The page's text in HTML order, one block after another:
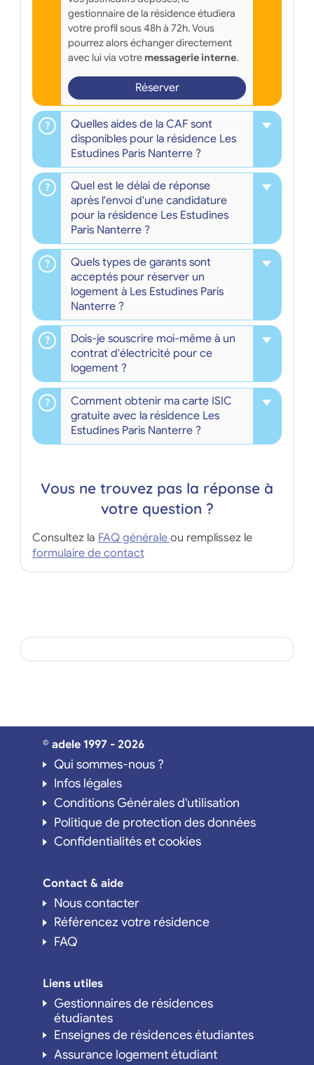
gestionnaire de la résidence étudiera
votre profil sous 48h à 72h. Vous
pourrez alors échanger directement
avec lui via votre messagerie interne.
Réserver
Quelles aides de la CAF sont
disponibles pour la résidence Les
Estudines Paris Nanterre ?
Quel est le délai de réponse
après l'envoi d'une candidature
pour la résidence Les Estudines
Paris Nanterre ?
Quels types de garants sont
acceptés pour réserver un
logement à Les Estudines Paris
Nanterre ?
Dois-je souscrire moi-même à un
contrat d'électricité pour ce
logement ?
Comment obtenir ma carte ISIC
gratuite avec la résidence Les
Estudines Paris Nanterre ?
Vous ne trouvez pas la réponse à
votre question ?
Consultez la FAQ générale ou remplissez le
formulaire de contact
© adele 1997 - 2026
Qui sommes-nous ?
Infos légales
Conditions Générales d'utilisation
Politique de protection des données
Confidentialités et cookies
Contact & aide
Nous contacter
Référencez votre résidence
FAQ
Liens utiles
Gestionnaires de résidences
étudiantes
Enseignes de résidences étudiantes
Assurance logement étudiant